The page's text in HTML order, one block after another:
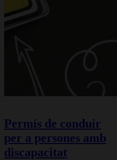
Permís de conduir
per a persones amb
discapacitat